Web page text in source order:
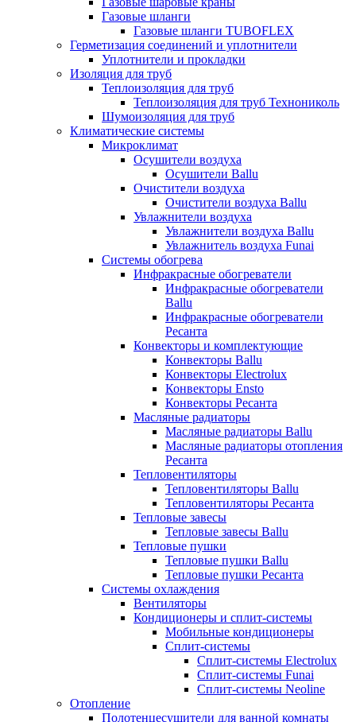
Газовые шланги
Газовые шланги TUBOFLEX
Герметизация соединений и уплотнители
Уплотнители и прокладки
Изоляция для труб
Теплоизоляция для труб
Теплоизоляция для труб Технониколь
Шумоизоляция для труб
Климатические системы
Микроклимат
Осушители воздуха
Осушители Ballu
Очистители воздуха
Очистители воздуха Ballu
Увлажнители воздуха
Увлажнители воздуха Ballu
Увлажнитель воздуха Funai
Системы обогрева
Инфракрасные обогреватели
Инфракрасные обогреватели
Ballu
Инфракрасные обогреватели
Ресанта
Конвекторы и комплектующие
Конвекторы Ballu
Конвекторы Electrolux
Конвекторы Ensto
Конвекторы Ресанта
Масляные радиаторы
Масляные радиаторы Ballu
Масляные радиаторы отопления
Ресанта
Тепловентиляторы
Тепловентиляторы Ballu
Тепловентиляторы Ресанта
Тепловые завесы
Тепловые завесы Ballu
Тепловые пушки
Тепловые пушки Ballu
Тепловые пушки Ресанта
Системы охлаждения
Вентиляторы
Кондиционеры и сплит-системы
Мобильные кондиционеры
Сплит-системы
Сплит-системы Electrolux
Сплит-системы Funai
Сплит-системы Neoline
Отопление
Полотенцесушители для ванной комнаты